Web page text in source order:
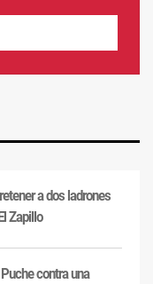
a dos ladrones
Zapillo
contra una